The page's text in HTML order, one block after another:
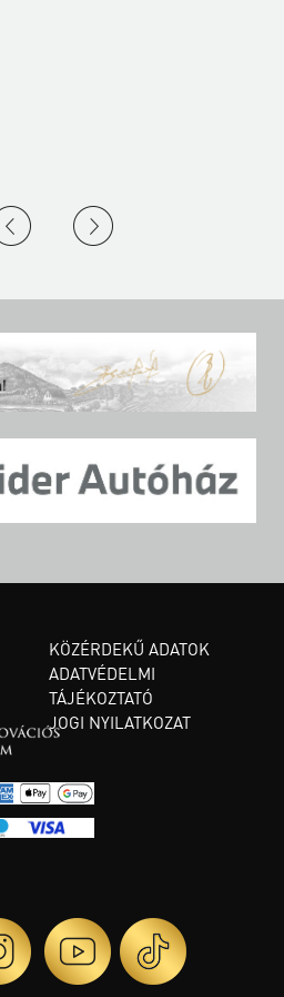
KÖZÉRDEKŰ ADATOK
ADATVÉDELMI
TÁJÉKOZTATÓ
JOGI NYILATKOZAT